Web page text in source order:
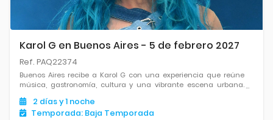
Karol G en Buenos Aires - 5 de febrero 2027
Ref. PAQ22374
Buenos Aires recibe a Karol G con una experiencia que reúne
música, gastronomía, cultura y una vibrante escena urbana.
su oferta gastronómica y disfrutar de un espectáculo
inolvidable.
2 díasy 1 noche
Temporada: Baja Temporada